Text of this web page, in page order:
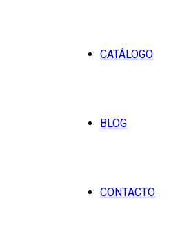
CATÁLOGO
BLOG
CONTACTO